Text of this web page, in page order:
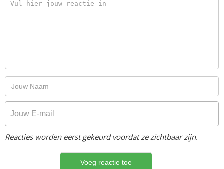
Reacties worden eerst gekeurd voordat ze zichtbaar zijn.